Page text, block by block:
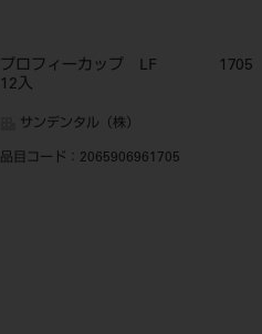
プロフィーカップ LF 1705
12入
サンデンタル（株）
品目コード ：2065906961705